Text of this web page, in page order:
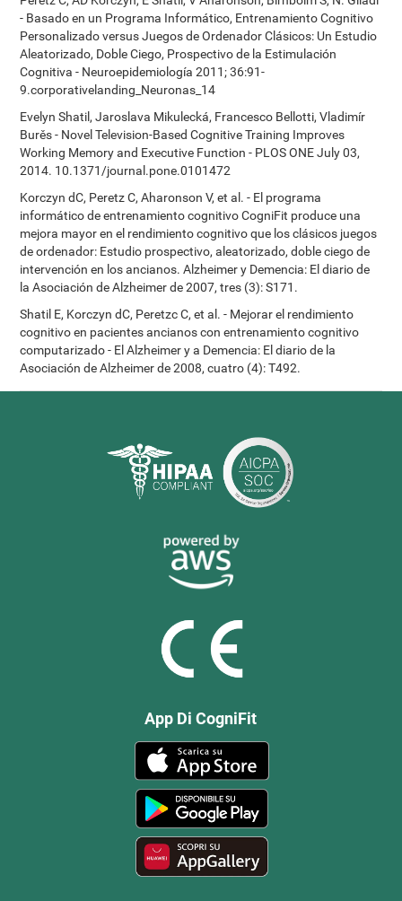
- Basado en un Programa Informático, Entrenamiento Cognitivo
Personalizado versus Juegos de Ordenador Clásicos: Un Estudio
Aleatorizado, Doble Ciego, Prospectivo de la Estimulación
Cognitiva - Neuroepidemiología 2011; 36:91-
9.corporativelanding_Neuronas_14
Evelyn Shatil, Jaroslava Mikulecká, Francesco Bellotti, Vladimír
Burěs - Novel Television-Based Cognitive Training Improves
Working Memory and Executive Function - PLOS ONE July 03,
2014. 10.1371/journal.pone.0101472
Korczyn dC, Peretz C, Aharonson V, et al. - El programa
informático de entrenamiento cognitivo CogniFit produce una
mejora mayor en el rendimiento cognitivo que los clásicos juegos
de ordenador: Estudio prospectivo, aleatorizado, doble ciego de
intervención en los ancianos. Alzheimer y Demencia: El diario de
la Asociación de Alzheimer de 2007, tres (3): S171.
Shatil E, Korczyn dC, Peretzc C, et al. - Mejorar el rendimiento
cognitivo en pacientes ancianos con entrenamiento cognitivo
computarizado - El Alzheimer y a Demencia: El diario de la
Asociación de Alzheimer de 2008, cuatro (4): T492.
App Di CogniFit